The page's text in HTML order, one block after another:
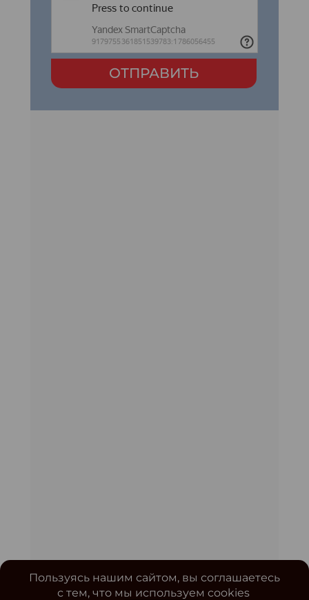
ОТПРАВИТЬ
Пользуясь нашим сайтом, вы соглашаетесь
с тем, что мы используем cookies